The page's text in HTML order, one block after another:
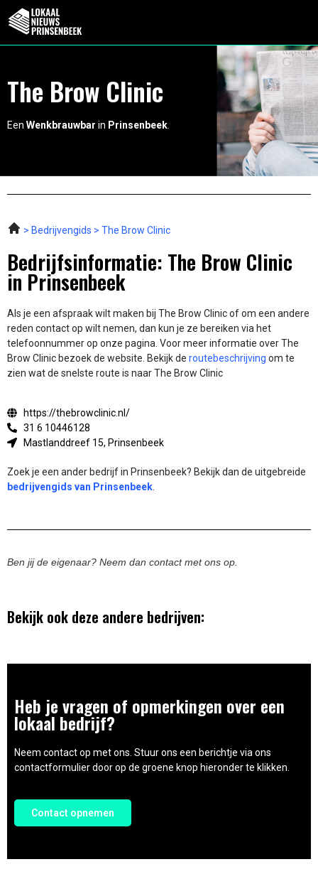
The Brow Clinic
Een Wenkbrauwbar in Prinsenbeek
Bedrijvengids The Brow Clinic
Bedrijfsinformatie: The Brow Clinic
in Prinsenbeek
Als je een afspraak wilt maken bij The Brow Clinic of om een andere
reden contact op wilt nemen, dan kun je ze bereiken via het
telefoonnummer op onze pagina. Voor meer informatie over The
Brow Clinic bezoek de website. Bekijk de routebeschrijving om te
zien wat de snelste route is naar The Brow Clinic
https://thebrowclinic.nl/
31 6 10446128
Mastlanddreef 15, Prinsenbeek
Zoek je een ander bedrijf in Prinsenbeek? Bekijk dan de uitgebreide
bedrijvengids van Prinsenbeek
Ben jij de eigenaar? Neem dan contact met ons op.
Bekijk ook deze andere bedrijven:
Heb je vragen of opmerkingen over een
lokaal bedrijf?
Neem contact op met ons. Stuur ons een berichtje via ons
contactformulier door op de groene knop hieronder te klikken.
Contact opnemen